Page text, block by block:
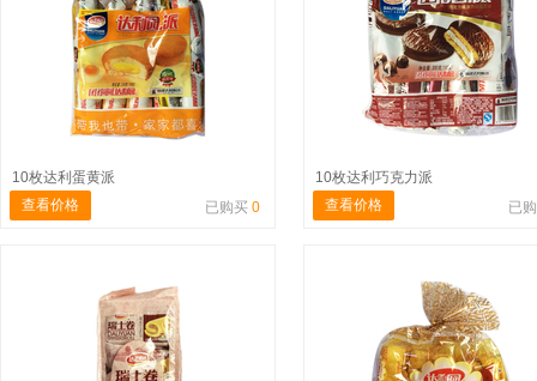
10枚达利蛋黄派
查看价格
已购买 0
10枚达利巧克力派
查看价格
已